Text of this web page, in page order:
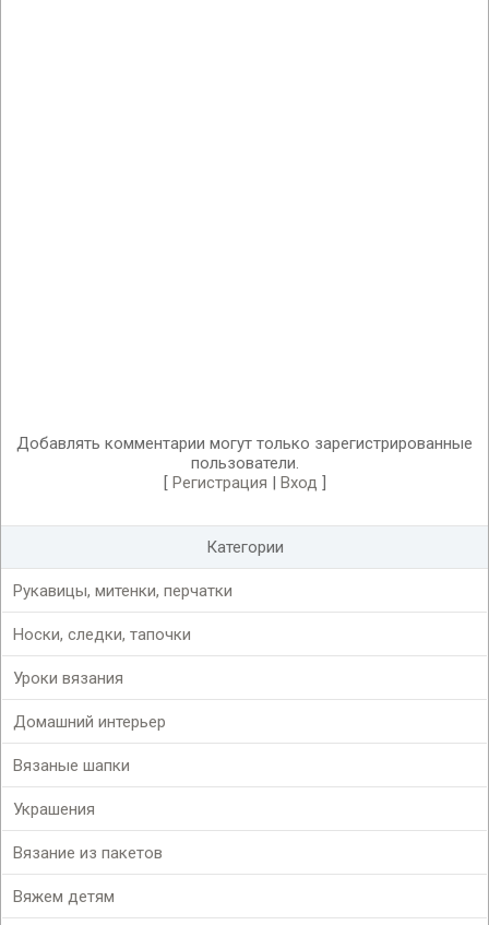
Добавлять комментарии могут только зарегистрированные
пользователи.
Регистрация Вход
Категории
Рукавицы, митенки, перчатки
Носки, следки, тапочки
Уроки вязания
Домашний интерьер
Вязаные шапки
Украшения
Вязание из пакетов
Вяжем детям